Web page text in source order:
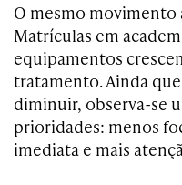
O mesmo movimento
Matrículas em
equipamentos
tratamento. Ainda
diminuir, observa-se
prioridades: menos
imediata e mais